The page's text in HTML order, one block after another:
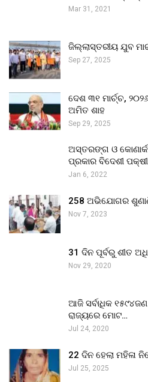
Mar 31, 2021
ଜିଲ୍ଲାସ୍ତରୀୟ ଯୁବ
Sep 27, 2025
ଦେଶ ୩୧ ମାର୍ଚ୍ଚ,
ଅମିତ ଶାହ
Sep 29, 2025
ଅସ୍ତରଙ୍ଗ ଓ
ପ୍ରକାର ବିଦେଶୀ ପକ୍ଷୀ
Jan 6, 2022
258 ଅଭିଯୋଗର
Nov 7, 2023
31 ଦିନ ପୂର୍ବରୁ ଶୀତ
Nov 29, 2020
ଆଜି ସର୍ବାଧିକ
ରାଜ୍ୟରେ ମୋଟ…
Jul 24, 2020
22 ଦିନ ହେଲା ମହିଳା
Jul 25, 2025